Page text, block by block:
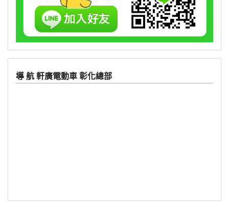
導 航 軒廣電動車 彰化總部